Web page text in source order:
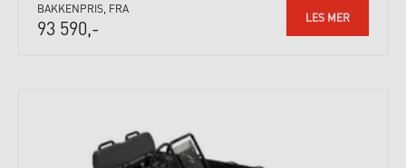
BAKKENPRIS, FRA
93 590,- LES MER